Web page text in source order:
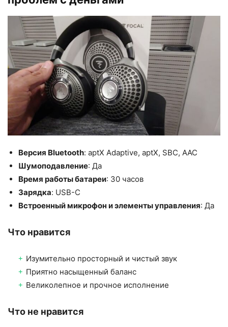
Версия Bluetooth: aptX Adaptive, aptX, SBC, AAC
Шумоподавление: Да
Время работы батареи: 30 часов
Зарядка: USB-C
Встроенный микрофон и элементы управления: Да
Что нравится
Изумительно просторный и чистый звук
Приятно насыщенный баланс
Великолепное и прочное исполнение
Что не нравится